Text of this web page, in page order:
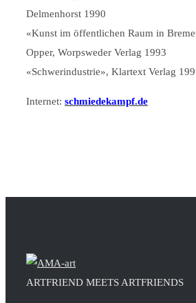
Delmenhorst 1990
«Kunst im öffentlichen Raum in
Opper, Worpsweder Verlag 1993
«Schwerindustrie», Klartext Verlag
Internet: schmiedekampf.de
ARTFRIEND MEETS ARTFRIENDS